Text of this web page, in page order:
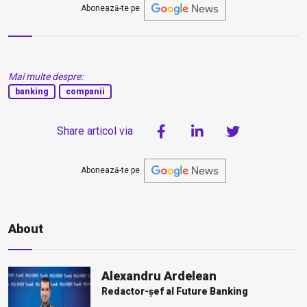
Abonează-te pe
Mai multe despre:
banking companii
Share articol via
Abonează-te pe
About
Alexandru Ardelean
Redactor-șef al Future Banking